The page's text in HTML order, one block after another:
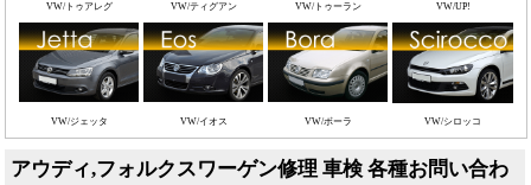
VW/トゥアレグ VW/ティグアン VW/トゥーラン VW/UP!
VW/ジェッタ VW/イオス VW/ボーラ VW/シロッコ
アウディ,フォルクスワーゲン修理 車検 各種お問い合わ